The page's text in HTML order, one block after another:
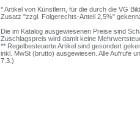
* Artikel von Künstlern, für die durch die VG
Zusatz "zzgl. Folgerechts-Anteil 2,5%"
Die im Katalog ausgewiesenen Preise sind
Zuschlagspreis wird damit keine
** Regelbesteuerte Artikel sind gesondert
inkl. MwSt (brutto) ausgewiesen. Alle Aufrufe
7.3.)